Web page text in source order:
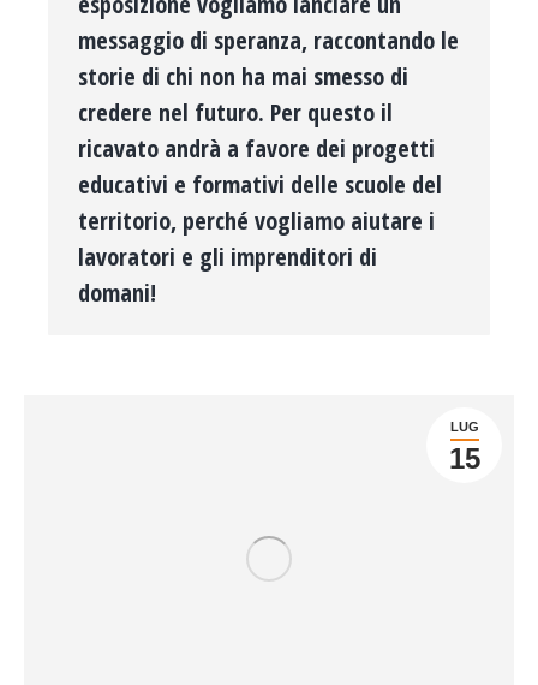
messaggio di speranza, raccontando le
storie di chi non ha mai smesso di
credere nel futuro. Per questo il
ricavato andrà a favore dei progetti
educativi e formativi delle scuole del
territorio, perché vogliamo aiutare i
lavoratori e gli imprenditori di
domani!
LUG
15